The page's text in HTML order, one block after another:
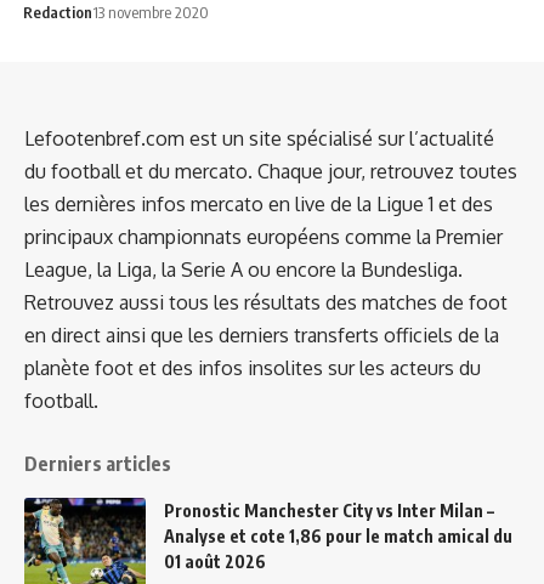
Redaction13 novembre 2020
Lefootenbref.com est un site spécialisé sur l’actualité
du football et du mercato. Chaque jour, retrouvez toutes
les dernières infos mercato en live de la Ligue 1 et des
principaux championnats européens comme la Premier
League, la Liga, la Serie A ou encore la Bundesliga.
Retrouvez aussi tous les résultats des matches de foot
en direct ainsi que les derniers transferts officiels de la
planète foot et des infos insolites sur les acteurs du
football.
Derniers articles
Pronostic Manchester City vs Inter Milan –
Analyse et cote 1,86 pour le match amical du
01 août 2026